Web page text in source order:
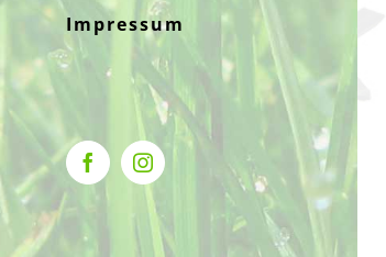
Impressum
FacebookInstagram